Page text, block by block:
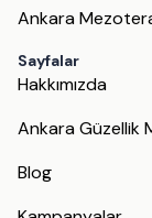
Ankara
Sayfalar
Hakkımızda
Ankara Güzellik
Blog